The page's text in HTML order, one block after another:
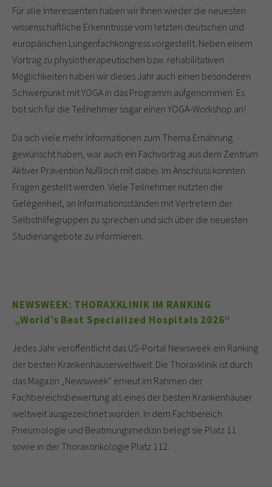
Für alle Interessenten haben wir Ihnen wieder die neuesten
wissenschaftliche Erkenntnisse vom letzten deutschen und
europäischen Lungenfachkongress vorgestellt. Neben einem
Vortrag zu physiotherapeutischen bzw. rehabilitativen
Möglichkeiten haben wir dieses Jahr auch einen besonderen
Schwerpunkt mit YOGA in das Programm aufgenommen. Es
bot sich für die Teilnehmer sogar einen YOGA-Workshop an!
Da sich viele mehr Informationen zum Thema Ernährung
gewünscht haben, war auch ein Fachvortrag aus dem Zentrum
Aktiver Prävention Nußloch mit dabei. Im Anschluss konnten
Fragen gestellt werden. Viele Teilnehmer nutzten die
Gelegenheit, an Informationsständen mit Vertretern der
Selbsthilfegruppen zu sprechen und sich über die neuesten
Studienangebote zu informieren.
NEWSWEEK: THORAXKLINIK IM RANKING
„World’s Best Specialized Hospitals 2026“
Jedes Jahr veröffentlicht das US-Portal Newsweek ein Ranking
der besten Krankenhäuserweltweit. Die Thoraxklinik ist durch
das Magazin „Newsweek“ erneut im Rahmen der
Fachbereichsbewertung als eines der besten Krankenhäuser
weltweit ausgezeichnet worden. In dem Fachbereich
Pneumologie und Beatmungsmedizin belegt sie Platz 11
sowie in der Thoraxonkologie Platz 112.